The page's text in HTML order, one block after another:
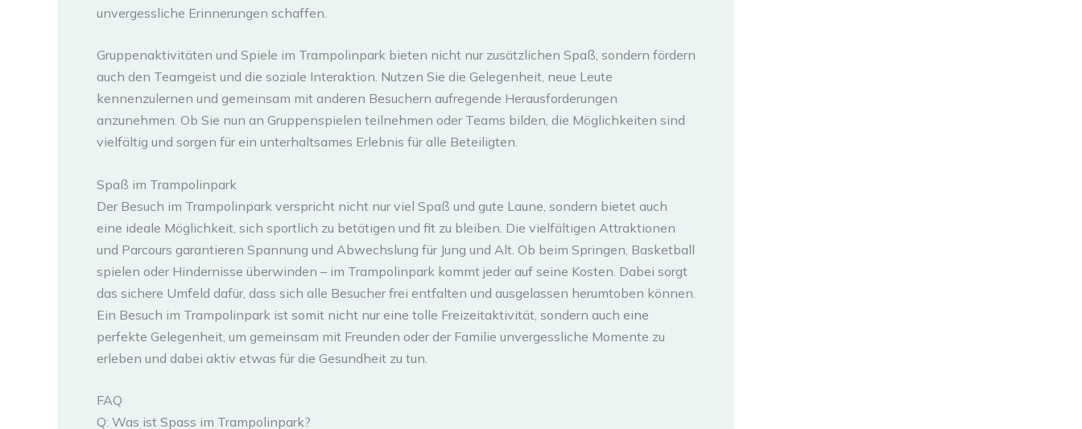
unvergessliche Erinnerungen schaffen.
Gruppenaktivitäten und Spiele im Trampolinpark bieten nicht nur zusätzlichen Spaß, sondern fördern
auch den Teamgeist und die soziale Interaktion. Nutzen Sie die Gelegenheit, neue Leute
kennenzulernen und gemeinsam mit anderen Besuchern aufregende Herausforderungen
anzunehmen. Ob Sie nun an Gruppenspielen teilnehmen oder Teams bilden, die Möglichkeiten sind
vielfältig und sorgen für ein unterhaltsames Erlebnis für alle Beteiligten.
Spaß im Trampolinpark
Der Besuch im Trampolinpark verspricht nicht nur viel Spaß und gute Laune, sondern bietet auch
eine ideale Möglichkeit, sich sportlich zu betätigen und fit zu bleiben. Die vielfältigen Attraktionen
und Parcours garantieren Spannung und Abwechslung für Jung und Alt. Ob beim Springen, Basketball
spielen oder Hindernisse überwinden – im Trampolinpark kommt jeder auf seine Kosten. Dabei sorgt
das sichere Umfeld dafür, dass sich alle Besucher frei entfalten und ausgelassen herumtoben können.
Ein Besuch im Trampolinpark ist somit nicht nur eine tolle Freizeitaktivität, sondern auch eine
perfekte Gelegenheit, um gemeinsam mit Freunden oder der Familie unvergessliche Momente zu
erleben und dabei aktiv etwas für die Gesundheit zu tun.
FAQ
Q: Was ist Spass im Trampolinpark?